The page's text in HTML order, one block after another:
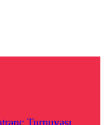
Turnuvası